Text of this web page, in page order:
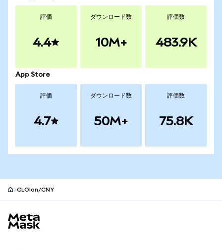
評価
4.4
ダウンロード数
10M+
評価数
483.9K
App Store
評価
4.7
ダウンロード数
50M+
評価数
75.8K
CLOIon/CNY